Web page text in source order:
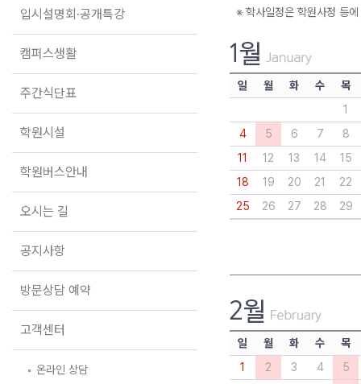
캠퍼스생활
주간식단표
학원시설
학원버스안내
오시는 길
공지사항
방문상담 예약
고객센터
재원생 온라인 결제 안내
단과 온라인 결제 안내
마이페이지 안내
2027 반수반
2027 N수 예체능반
2027 지역의사제 특별반
대학별 논술 파이널 특강
추석 집중 특강
Fit
입시설명회·공개특강
캠퍼스생활
주간식단표
학원시설
학원버스안내
오시는 길
공지사항
방문상담 예약
고객센터
온라인 상담
※ 학사일정은 학원사정 등
일 월 화 수
목
1
4
5 6 7
8
11
12 13 14
15
18
19 20 21
22
25
26 27 28 29
일 월 화 수
목
1
2 3 4
5